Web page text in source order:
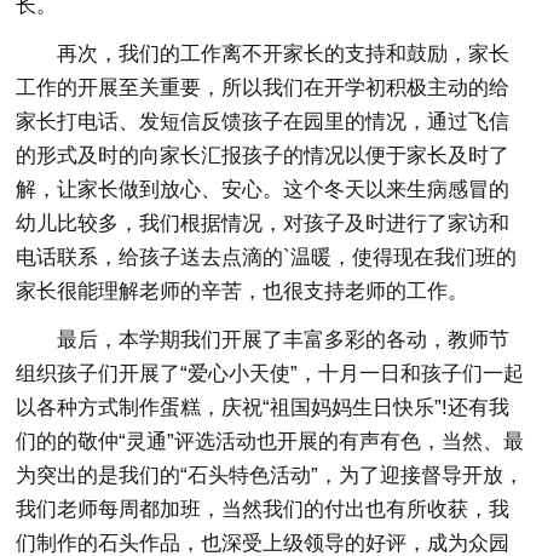
长。
再次，我们的工作离不开家长的支持和鼓励，家长
工作的开展至关重要，所以我们在开学初积极主动的给
家长打电话、发短信反馈孩子在园里的情况，通过飞信
的形式及时的向家长汇报孩子的情况以便于家长及时了
解，让家长做到放心、安心。这个冬天以来生病感冒的
幼儿比较多，我们根据情况，对孩子及时进行了家访和
电话联系，给孩子送去点滴的`温暖，使得现在我们班的
家长很能理解老师的辛苦，也很支持老师的工作。
最后，本学期我们开展了丰富多彩的各动，教师节
组织孩子们开展了“爱心小天使”，十月一日和孩子们一起
以各种方式制作蛋糕，庆祝“祖国妈妈生日快乐”!还有我
们的的敬仲“灵通”评选活动也开展的有声有色，当然、最
为突出的是我们的“石头特色活动”，为了迎接督导开放，
我们老师每周都加班，当然我们的付出也有所收获，我
们制作的石头作品，也深受上级领导的好评，成为众园